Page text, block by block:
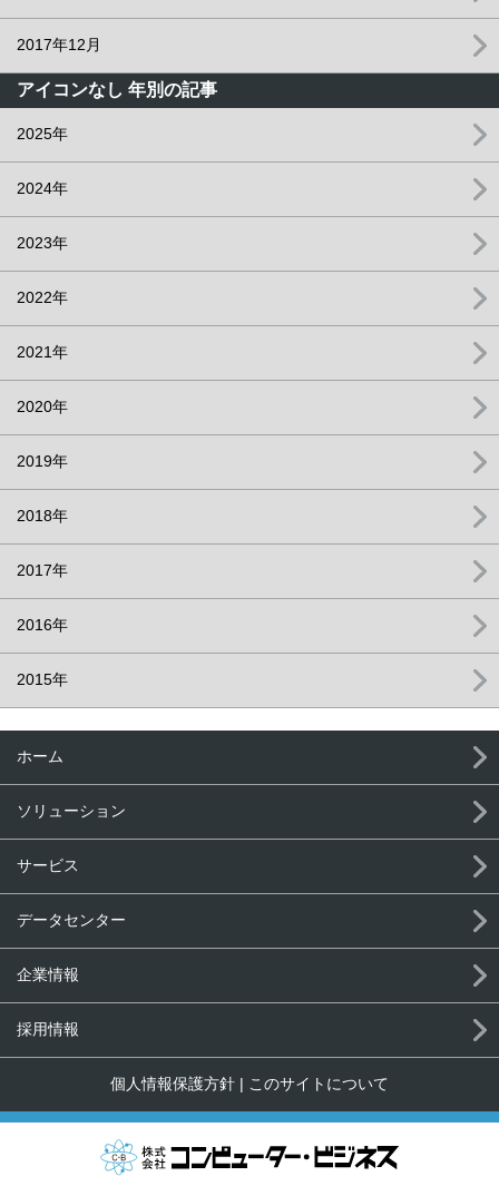
2017年12月
アイコンなし 年別の記事
2025年
2024年
2023年
2022年
2021年
2020年
2019年
2018年
2017年
2016年
2015年
ホーム
ソリューション
サービス
データセンター
企業情報
採用情報
個人情報保護方針 | このサイトについて